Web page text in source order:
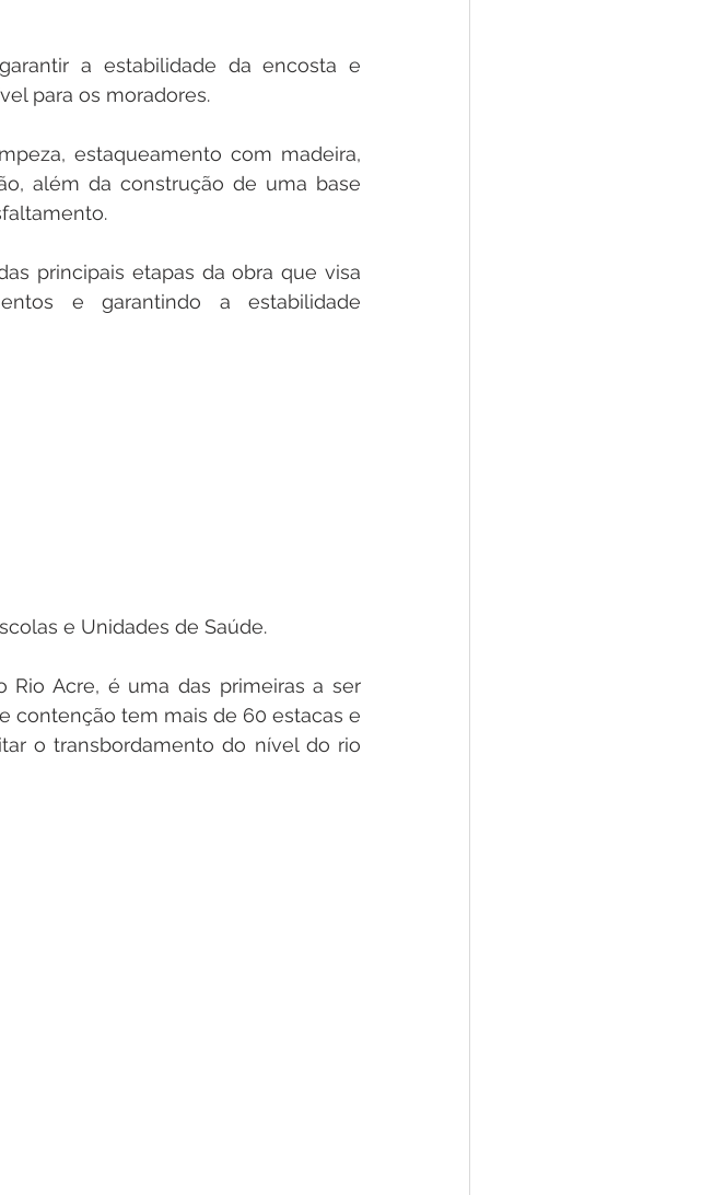
a estabilidade da encosta e
para os moradores.
estaqueamento com madeira,
além da construção de uma base
principais etapas da obra que visa
e garantindo a estabilidade
e Unidades de Saúde.
Rio Acre, é uma das primeiras a ser
contenção tem mais de 60 estacas e
o transbordamento do nível do rio